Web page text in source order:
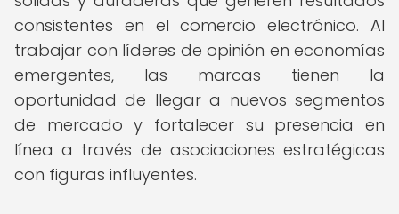
consistentes en el comercio electrónico. Al
trabajar con líderes de opinión en economías
emergentes, las marcas tienen la
oportunidad de llegar a nuevos segmentos
de mercado y fortalecer su presencia en
línea a través de asociaciones estratégicas
con figuras influyentes.